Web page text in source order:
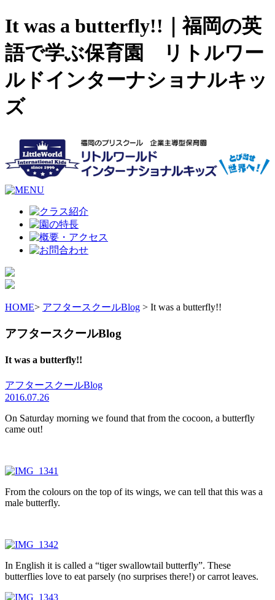
It was a butterfly!!｜福岡の英
語で学ぶ保育園 リトルワー
ルドインターナショナルキッ
ズ
HOME> アフタースクールBlog > It was a butterfly!!
アフタースクールBlog
It was a butterfly!!
アフタースクールBlog
2016.07.26
On Saturday morning we found that from the cocoon, a butterfly
came out!
From the colours on the top of its wings, we can tell that this was a
male butterfly.
In English it is called a “tiger swallowtail butterfly”. These
butterflies love to eat parsely (no surprises there!) or carrot leaves.